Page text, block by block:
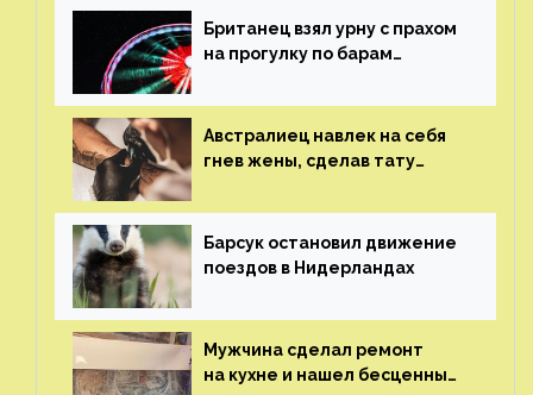
Британец взял урну с прахом
на прогулку по барам
Австралиец навлек на себя
гнев жены, сделав тату
Барсук остановил движение
поездов в Нидерландах
Мужчина сделал ремонт
на кухне и нашел бесценные